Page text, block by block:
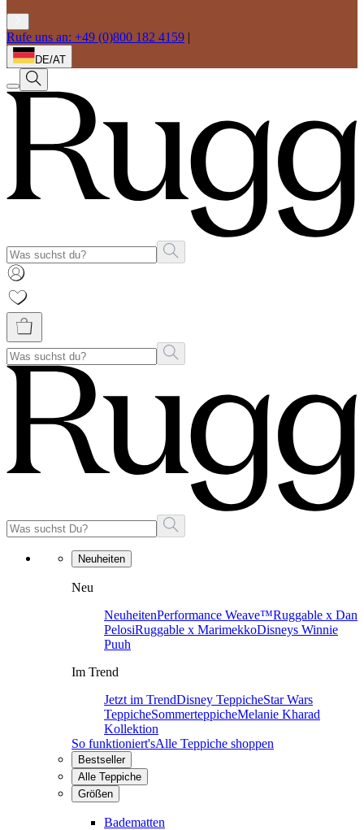
Rufe uns an: +49 (0)800 182 4159 |
DE/AT
Neuheiten
Neu
NeuheitenPerformance Weave™Ruggable x Dan
PelosiRuggable x MarimekkoDisneys Winnie
Puuh
Im Trend
Jetzt im TrendDisney TeppicheStar Wars
TeppicheSommerteppicheMelanie Kharad
Kollektion
So funktioniert'sAlle Teppiche shoppen
Bestseller
Alle Teppiche
Größen
Badematten